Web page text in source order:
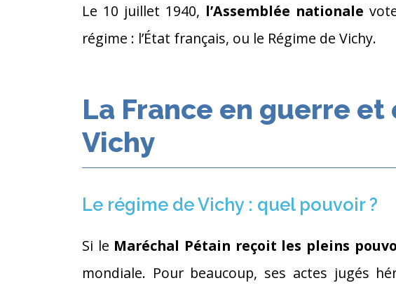
Le 10 juillet 1940, l’Assemblée nationale
régime : l’État français, ou le Régime de Vichy.
La France en guerre
Vichy
Le régime de Vichy : quel pouvoir ?
Si le Maréchal Pétain reçoit les pleins
mondiale. Pour beaucoup, ses actes jugés